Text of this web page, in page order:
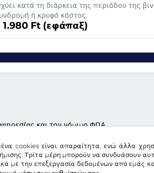
cookies είναι απαραίτητα, ενώ άλλα
Τρίτα μέρη μπορούν να συνδυάσουν
με την επεξεργασία δεδομένων από εμάς
κατά τη διάρκεια της περιόδου της
ή κρυφό κόστος.
1.980 Ft (εφάπαξ)
και τον νόμιμο ΦΠΑ